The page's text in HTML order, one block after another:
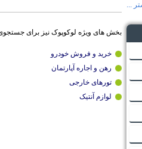
بخش های ویژه لوکوپوک نیز برای
خرید و فروش خودرو
رهن و اجاره آپارتمان
تورهای خارجی
لوازم آنتیک
...